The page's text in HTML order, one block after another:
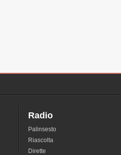
Radio
Palinsesto
Riascolta
Dirette